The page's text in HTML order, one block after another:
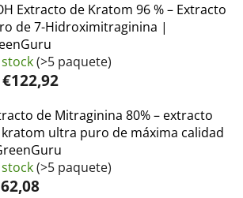
Extracto de Kratom 96 % – Extracto
de 7-Hidroximitraginina |
stock(>5 paquete)
€122,92
de Mitraginina 80% – extracto
ultra puro de máxima calidad
stock(>5 paquete)